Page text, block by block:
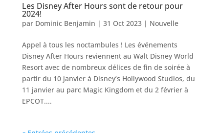
Les Disney After Hours sont de retour pour
2024!
par Dominic Benjamin | 31 Oct 2023| Nouvelle
Appel à tous les noctambules ! Les événements
Disney After Hours reviennent au Walt Disney World
Resort avec de nombreux délices de fin de soirée à
partir du 10 janvier à Disney’s Hollywood Studios, du
11 janvier au parc Magic Kingdom et du 2 février à
EPCOT....